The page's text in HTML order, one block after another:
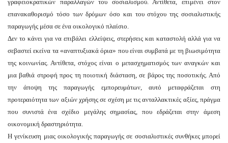
γραφειοκρατικών παραλλαγών του σοσιαλισμού. Αντίθετα, επιμένει στον
επανακαθορισμό τόσο των δρόμων όσο και του στόχου της σοσιαλιστικής
παραγωγής μέσα σε ένα οικολογικό πλαίσιο.
Δεν το κάνει για να επιβάλει ελλείψεις, στερήσεις και καταστολή αλλά για να
σεβαστεί εκείνα τα «αναπτυξιακά όρια» που είναι συμβατά με τη βιωσιμότητα
της κοινωνίας. Αντίθετα, στόχος είναι ο μετασχηματισμός των αναγκών και
μια βαθιά στροφή προς τη ποιοτική διάσταση, σε βάρος της ποσοτικής. Από
την άποψη της παραγωγής εμπορευμάτων, αυτό μεταφράζεται στη
προτεραιότητα των αξιών χρήσης σε σχέση με τις ανταλλακτικές αξίες, πράγμα
που συνιστά ένα σχέδιο μεγάλης σημασίας, που εδράζεται στην άμεση
οικονομική δραστηριότητα.
Η γενίκευση μιας οικολογικής παραγωγής σε σοσιαλιστικές συνθήκες μπορεί